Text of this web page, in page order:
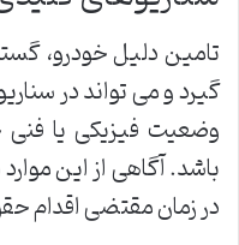
تامین دلیل خودرو،
گیرد و می تواند در
وضعیت فیزیکی یا
باشد. آگاهی از این
در زمان مقتضی اقدام